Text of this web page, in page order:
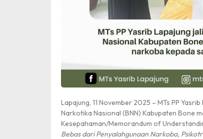
Lapajung, 11 November 2025 – MTs PP
Narkotika Nasional (BNN) Kabupaten Bone
Kesepahaman/Memorandum of
Bebas dari Penyalahgunaan Narkoba,